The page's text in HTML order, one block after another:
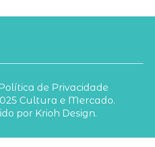
Cultura e Mercado.
por Krioh Design.
Política de Privacidade